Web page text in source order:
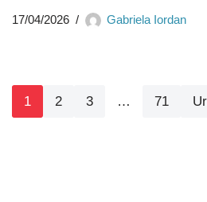
17/04/2026 Gabriela Iordan
1 2 3 … 71